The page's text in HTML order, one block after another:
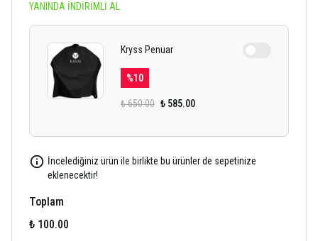
YANINDA İNDİRİMLİ AL
Kryss Penuar
%10
₺ 650.00 ₺ 585.00
İncelediğiniz ürün ile birlikte bu ürünler de sepetinize
eklenecektir!
Toplam
₺ 100.00